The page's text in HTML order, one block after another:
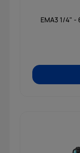
EMA3 1/4"